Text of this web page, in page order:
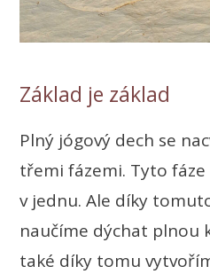
Základ je základ
Plný jógový dech se
třemi fázemi. Tyto
v jednu. Ale díky
naučíme dýchat plnou
také díky tomu